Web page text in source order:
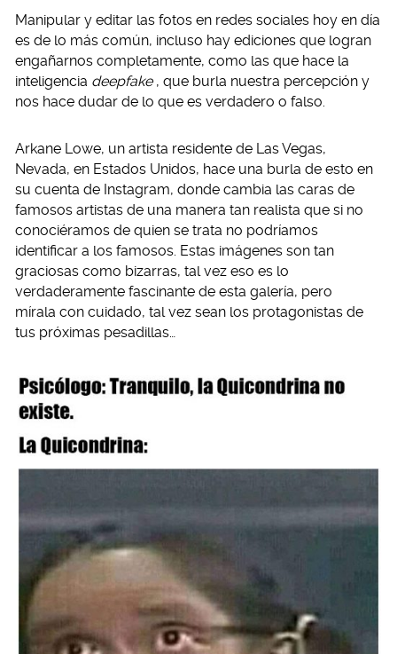
Manipular y editar las fotos en redes sociales hoy en día
es de lo más común, incluso hay ediciones que logran
engañarnos completamente, como las que hace la
inteligencia deepfake , que burla nuestra percepción y
nos hace dudar de lo que es verdadero o falso.
Arkane Lowe, un artista residente de Las Vegas,
Nevada, en Estados Unidos, hace una burla de esto en
su cuenta de Instagram, donde cambia las caras de
famosos artistas de una manera tan realista que si no
conociéramos de quien se trata no podríamos
identificar a los famosos. Estas imágenes son tan
graciosas como bizarras, tal vez eso es lo
verdaderamente fascinante de esta galería, pero
mírala con cuidado, tal vez sean los protagonistas de
tus próximas pesadillas…